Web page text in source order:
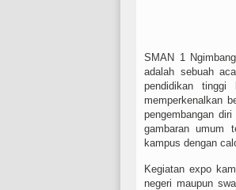
SMAN 1
adalah sebuah
pendidikan tinggi
memperkenalkan
pengembangan
gambaran umum
kampus dengan
Kegiatan expo
negeri maupun